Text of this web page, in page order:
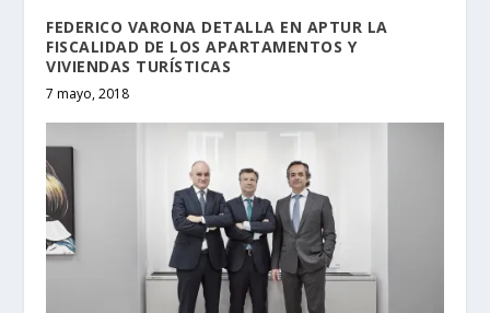
FEDERICO VARONA DETALLA EN APTUR LA
FISCALIDAD DE LOS APARTAMENTOS Y
VIVIENDAS TURÍSTICAS
7 mayo, 2018